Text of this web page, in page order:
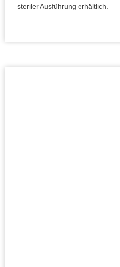
steriler Ausführung erhältlich.